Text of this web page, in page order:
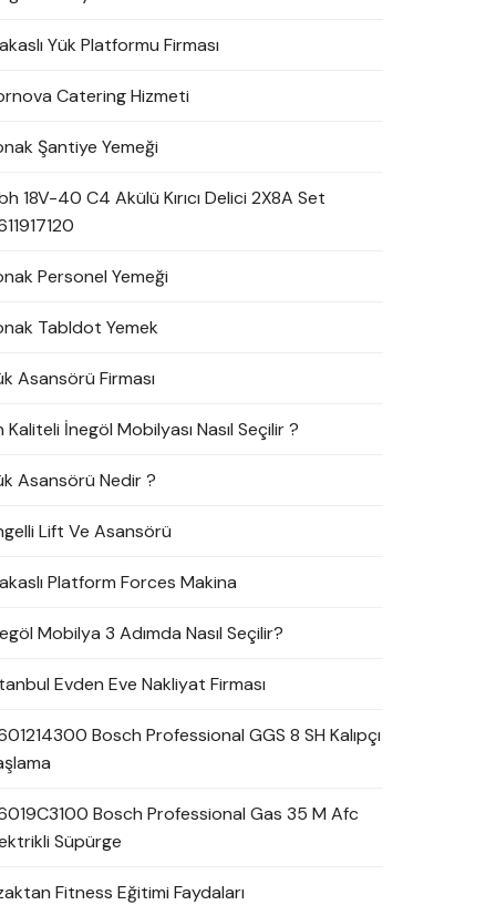
Yük Platformu Firması
Catering Hizmeti
Şantiye Yemeği
18V-40 C4 Akülü Kırıcı Delici 2X8A Set
Personel Yemeği
Tabldot Yemek
Asansörü Firması
Kaliteli İnegöl Mobilyası Nasıl Seçilir ?
Asansörü Nedir ?
Lift Ve Asansörü
Platform Forces Makina
Mobilya 3 Adımda Nasıl Seçilir?
Evden Eve Nakliyat Firması
Bosch Professional GGS 8 SH Kalıpçı
Bosch Professional Gas 35 M Afc
Süpürge
Fitness Eğitimi Faydaları